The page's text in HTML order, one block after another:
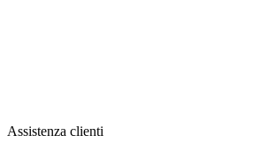
Assistenza clienti